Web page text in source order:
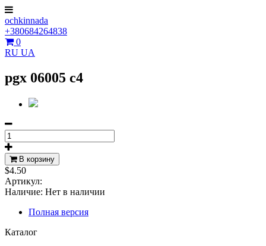
ochkinnada
+380684264838
0
RU UA
pgx 06005 c4
В корзину
$4.50
Артикул:
Наличие: Нет в наличии
Полная версия
Каталог